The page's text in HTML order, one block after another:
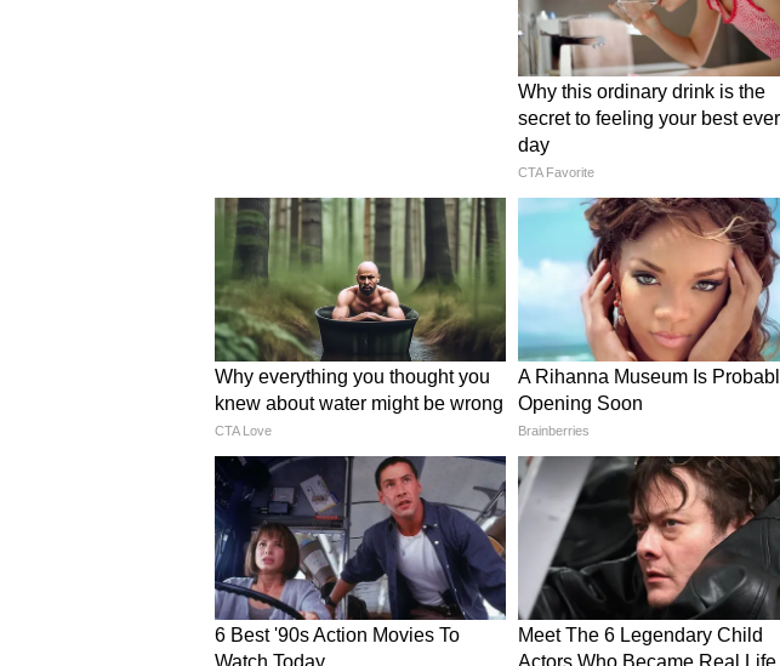
आजकल पेट्रोल-डीजल, रसोई गैस (LPG) सिलेंडर, दूध, दाल-
लगातार बढ़ रही हैं। बच्चों की पढ़ाई और इलाज का खर्च भी
का कहना है कि हर 6 महीने में बढ़ने वाले डीए (महंगाई भत्ते) से अब
कारण है कि इस बार कर्मचारी यूनियनें आयोग के सामने ये बड़ी मांगें
4
Image Credit :